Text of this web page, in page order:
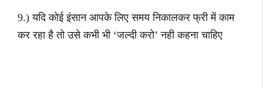
9.) यदि कोई इंसान आपके लिए समय निकालकर फ्री में काम
कर रहा है तो उसे कभी भी ‘जल्दी करो’ नही कहना चाहिए